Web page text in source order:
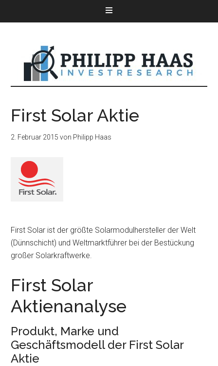
First Solar Aktie
2. Februar 2015 von Philipp Haas
First Solar ist der größte Solarmodulhersteller der Welt
(Dünnschicht) und Weltmarktführer bei der Bestückung
großer Solarkraftwerke.
First Solar
Aktienanalyse
Produkt, Marke und
Geschäftsmodell der First Solar
Aktie